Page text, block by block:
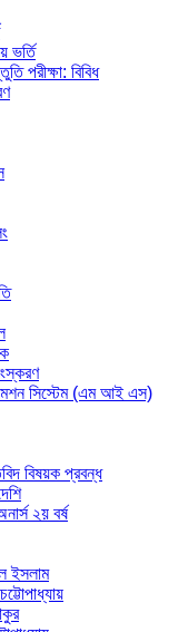
ভর্তি
পরীক্ষা: বিবিধ
সিস্টেম (এম আই এস)
বিষয়ক প্রবন্ধ
২য় বর্ষ
ইসলাম